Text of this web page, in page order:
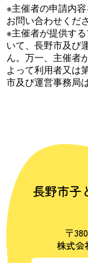
※主催者の申請内
お問い合わせくださ
※主催者が提供す
いて、長野市及び
ん。万一、主催者
よって利用者又は
市及び運営事務局
長野市子
〒
株式会